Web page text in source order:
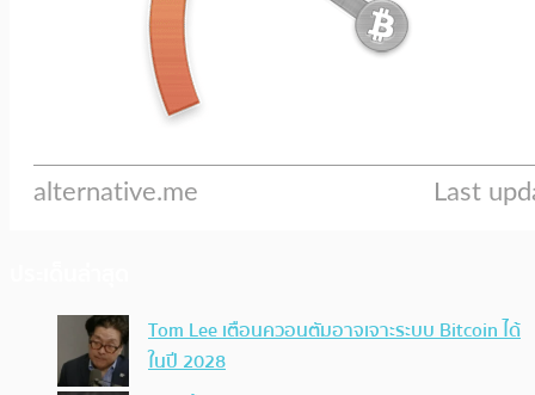
Tom Lee เตือนควอนตัมอาจเจาะระบบ Bitcoin ได้
ในปี 2028